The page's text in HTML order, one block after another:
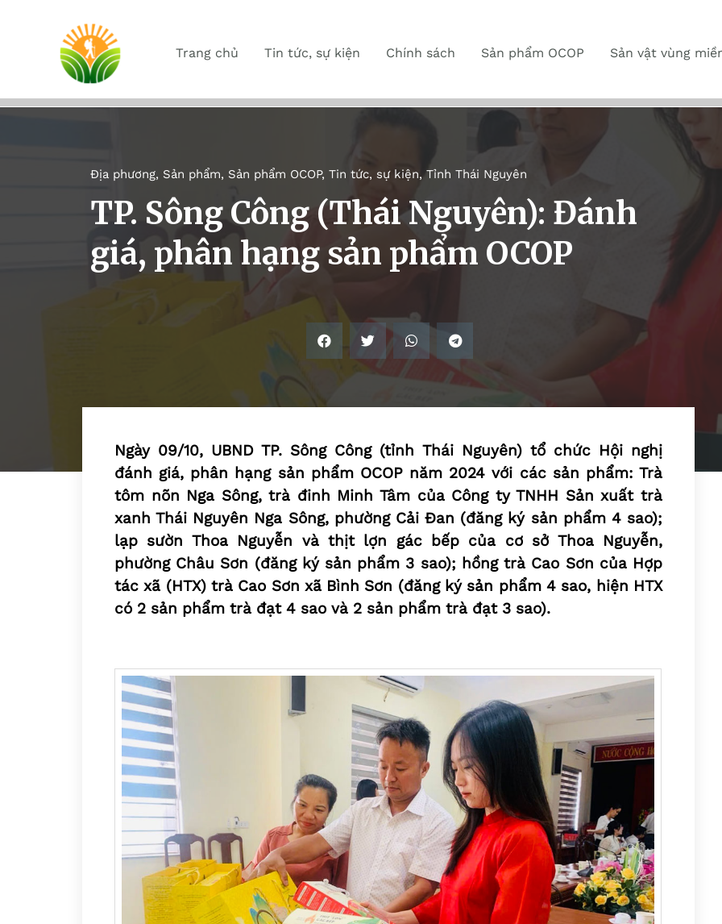
Trang chủ Tin tức, sự kiện Chính sách Sản phẩm OCOP Sản vật vùng
Địa phương, Sản phẩm, Sản phẩm OCOP, Tin tức, sự kiện,Tỉnh Thái Nguyên
TP. Sông Công (Thái Nguyên): Đánh
giá, phân hạng sản phẩm OCOP
Ngày 09/10, UBND TP. Sông Công (tỉnh Thái Nguyên) tổ chức Hội nghị
đánh giá, phân hạng sản phẩm OCOP năm 2024 với các sản phẩm: Trà
tôm nõn Nga Sông, trà đinh Minh Tâm của Công ty TNHH Sản xuất trà
xanh Thái Nguyên Nga Sông, phường Cải Đan (đăng ký sản phẩm 4 sao);
lạp sườn Thoa Nguyễn và thịt lợn gác bếp của cơ sở Thoa Nguyễn,
phường Châu Sơn (đăng ký sản phẩm 3 sao); hồng trà Cao Sơn của Hợp
tác xã (HTX) trà Cao Sơn xã Bình Sơn (đăng ký sản phẩm 4 sao, hiện HTX
có 2 sản phẩm trà đạt 4 sao và 2 sản phẩm trà đạt 3 sao).